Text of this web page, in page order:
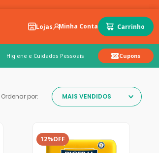
Lojas
Higiene e Cuidados Pessoais Cupons
Ordenar por: MAIS VENDIDOS
12%OFF